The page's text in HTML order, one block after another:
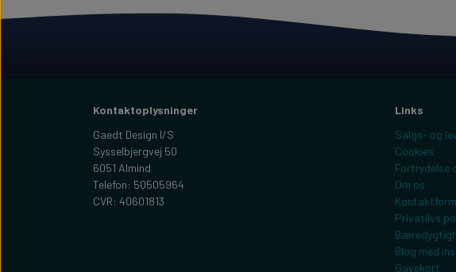
Kontaktoplysninger
Gaedt Design I/S
Sysselbjergvej 50
6051 Almind
Telefon: 50505964
CVR: 40601813
Links
Salgs- og
Cookies
Fortrydelse
Om os
Privatlivs
Blog med
Gavekort